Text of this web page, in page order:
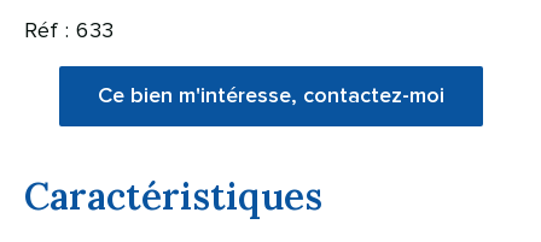
Réf : 633
Ce bien m'intéresse, contactez-moi
Caractéristiques